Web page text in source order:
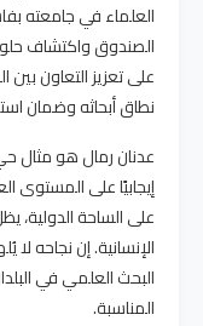
العلماء في جامعته
الصندوق واكتشاف
على تعزيز التعاون
نطاق أبحاثه وضمان
عدنان رمال هو مثال
إيجابيًا على المستوى
على الساحة الدولية،
الإنسانية. إن نجاحه لا
البحث العلمي في
المناسبة.